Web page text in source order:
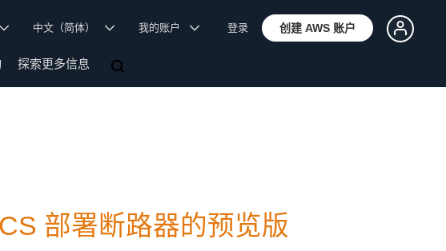
中文（简体） 我的账户 登录 创建 AWS 账户
探索更多信息
部署断路器的预览版